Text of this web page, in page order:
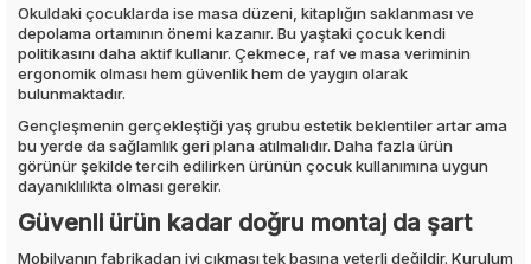
Okuldaki çocuklarda ise masa düzeni, kitaplığın saklanması ve
depolama ortamının önemi kazanır. Bu yaştaki çocuk kendi
politikasını daha aktif kullanır. Çekmece, raf ve masa veriminin
ergonomik olması hem güvenlik hem de yaygın olarak
bulunmaktadır.
Gençleşmenin gerçekleştiği yaş grubu estetik beklentiler artar ama
bu yerde da sağlamlık geri plana atılmalıdır. Daha fazla ürün
görünür şekilde tercih edilirken ürünün çocuk kullanımına uygun
dayanıklılıkta olması gerekir.
Güvenli ürün kadar doğru montaj da şart
Mobilyanın fabrikadan iyi çıkması tek başına yeterli değildir. Kurulum